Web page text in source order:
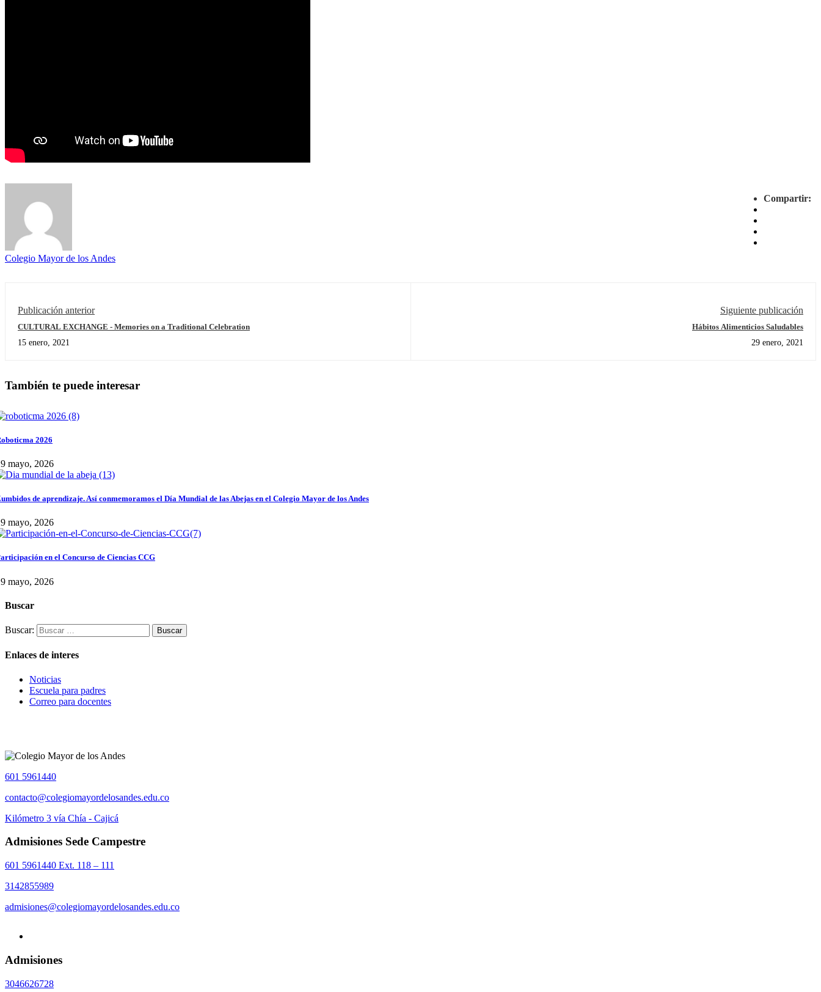
Compartir:
Colegio Mayor de los Andes
Publicación anterior
CULTURAL EXCHANGE - Memories on a Traditional Celebration
15 enero, 2021
Siguiente publicación
Hábitos Alimenticios Saludables
29 enero, 2021
También te puede interesar
2026
mayo, 2026
de aprendizaje. Así conmemoramos el Día Mundial de las Abejas en el Colegio Mayor de los Andes
mayo, 2026
en el Concurso de Ciencias CCG
mayo, 2026
Buscar
Buscar:
Enlaces de interes
Noticias
Escuela para padres
Correo para docentes
601 5961440
contacto@colegiomayordelosandes.edu.co
Kilómetro 3 vía Chía - Cajicá
Admisiones Sede Campestre
601 5961440 Ext. 118 – 111
3142855989
admisiones@colegiomayordelosandes.edu.co
Admisiones
3046626728